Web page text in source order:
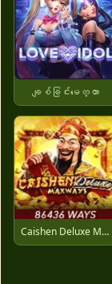
ချစ်ခြင်းမေတ္တာ
Caishen Deluxe Maxways